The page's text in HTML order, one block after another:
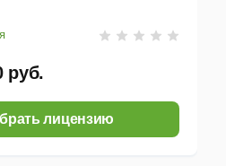
руб.
лицензию